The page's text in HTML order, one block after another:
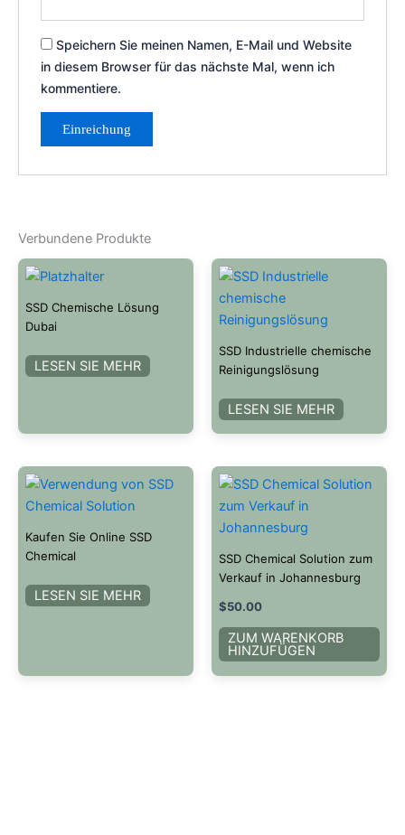
Speichern Sie meinen Namen, E-Mail und Website
in diesem Browser für das nächste Mal, wenn ich
kommentiere.
Verbundene Produkte
SSD Chemische Lösung
Dubai
LESEN SIE MEHR
SSD Industrielle chemische
Reinigungslösung
LESEN SIE MEHR
Kaufen Sie Online SSD
Chemical
LESEN SIE MEHR
SSD Chemical Solution zum
Verkauf in Johannesburg
$50.00
ZUM WARENKORB
HINZUFÜGEN